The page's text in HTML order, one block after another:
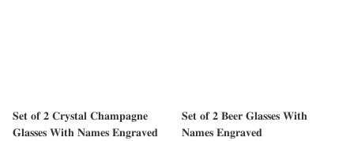
𝐒𝐞𝐭 𝐨𝐟 𝟐 𝐂𝐫𝐲𝐬𝐭𝐚𝐥 𝐂𝐡𝐚𝐦𝐩𝐚𝐠𝐧𝐞
𝐆𝐥𝐚𝐬𝐬𝐞𝐬 𝐖𝐢𝐭𝐡 𝐍𝐚𝐦𝐞𝐬 𝐄𝐧𝐠𝐫𝐚𝐯𝐞𝐝
𝐒𝐞𝐭 𝐨𝐟 𝟐 𝐁𝐞𝐞𝐫 𝐆𝐥𝐚𝐬𝐬𝐞𝐬 𝐖𝐢𝐭𝐡
𝐍𝐚𝐦𝐞𝐬 𝐄𝐧𝐠𝐫𝐚𝐯𝐞𝐝